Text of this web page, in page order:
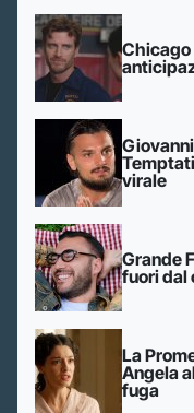
Chicago
virale
Grande
fuori dal
La
Angela
fuga